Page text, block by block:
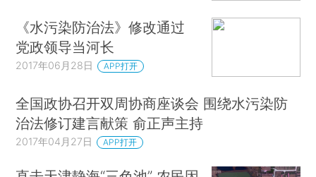
《水污染防治法》修改通过
党政领导当河长
2017年06月28日 APP打开
全国政协召开双周协商座谈会 围绕水污染防
治法修订建言献策 俞正声主持
2017年04月27日 APP打开